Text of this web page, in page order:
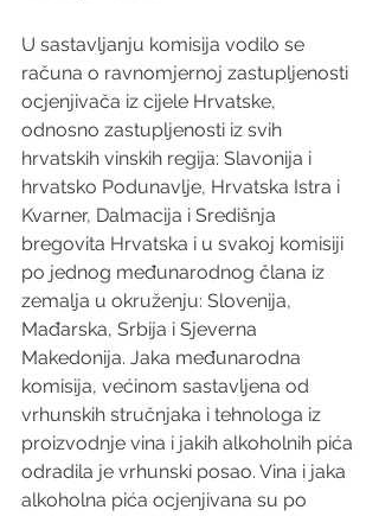
U sastavljanju komisija vodilo se
računa o ravnomjernoj zastupljenosti
ocjenjivača iz cijele Hrvatske,
odnosno zastupljenosti iz svih
hrvatskih vinskih regija: Slavonija i
hrvatsko Podunavlje, Hrvatska Istra i
Kvarner, Dalmacija i Središnja
bregovita Hrvatska i u svakoj komisiji
po jednog međunarodnog člana iz
zemalja u okruženju: Slovenija,
Mađarska, Srbija i Sjeverna
Makedonija. Jaka međunarodna
komisija, većinom sastavljena od
vrhunskih stručnjaka i tehnologa iz
proizvodnje vina i jakih alkoholnih pića
odradila je vrhunski posao. Vina i jaka
alkoholna pića ocjenjivana su po